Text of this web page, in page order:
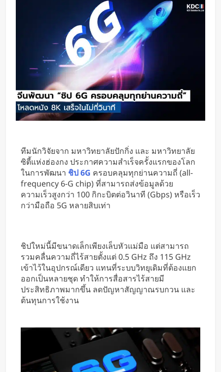
1 วัน Ago
Meta Horizon+ จับมือ Xbox Game
Pass เปลี่ยนแว่น Meta Quest ให้
กลายเป็นจอเกมเสมือนขนาด 26 ฟุต
1 วัน Ago
ชัดแม้แสงน้อย! จีนพัฒนาแว่น Night
Vision มองกลางคืนได้ครบทุกสี
1 วัน Ago
เปลี่ยนขยะพลาสติกเป็นพลังงาน
สะอาด! นักวิจัยค้นพบวิธีผลิต
“ไฮโดรเจน” จากพลาสติกผสม โดย
ช่วยให้ผู้พิการใช้คอมฯ ได้โดยไม่ต้อง
ใช้มือ
ทีมนักวิจัยจาก มหาวิทยาลัยปักกิ่ง และ มหาวิทยาลัย
ซิตี้แห่งฮ่องกง ประกาศความสำเร็จครั้งแรกของโลก
ในการพัฒนา ชิป 6G ครอบคลุมทุกย่านความถี่ (all-
frequency 6-G chip) ที่สามารถส่งข้อมูลด้วย
ความเร็วสูงกว่า 100 กิกะบิตต่อวินาที (Gbps) หรือเร็ว
กว่ามือถือ 5G หลายสิบเท่า
ชิปใหม่นี้มีขนาดเล็กเพียงเล็บหัวแม่มือ แต่สามารถ
รวมคลื่นความถี่ไร้สายตั้งแต่ 0.5 GHz ถึง 115 GHz
เข้าไว้ในอุปกรณ์เดียว แทนที่ระบบวิทยุเดิมที่ต้องแยก
ออกเป็นหลายชุด ทำให้การสื่อสารไร้สายมี
ประสิทธิภาพมากขึ้น ลดปัญหาสัญญาณรบกวน และ
ต้นทุนการใช้งาน